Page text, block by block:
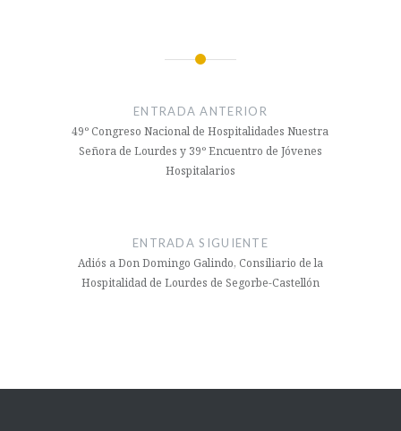
entradas
ENTRADA ANTERIOR
49º Congreso Nacional de Hospitalidades Nuestra
Señora de Lourdes y 39º Encuentro de Jóvenes
Hospitalarios
ENTRADA SIGUIENTE
Adiós a Don Domingo Galindo, Consiliario de la
Hospitalidad de Lourdes de Segorbe-Castellón